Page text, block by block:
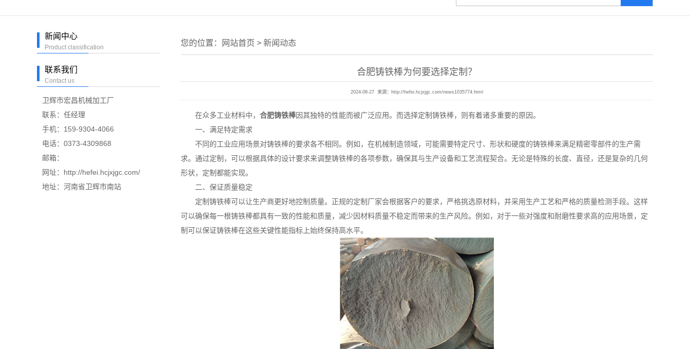
新闻中心
Product classification
联系我们
Contact us
卫辉市宏昌机械加工厂
联系：任经理
手机：159-9304-4066
电话：0373-4309868
邮箱：
网址：http://hefei.hcjxjgc.com/
地址：河南省卫辉市南站
您的位置： 网站首页 > 新闻动态
合肥铸铁棒为何要选择定制？
2024-08-27 来源： http://hefei.hcjxjgc.com/news1035774.html
在众多工业材料中， 合肥铸铁棒因其独特的性能而被广泛应用。而选择定制铸铁棒，则有着诸多重要的原因。
一、满足特定需求
不同的工业应用场景对铸铁棒的要求各不相同。例如，在机械制造领域，可能需要特定尺寸、形状和硬度的铸铁棒来满足精密零部件的生产需
求。通过定制，可以根据具体的设计要求来调整铸铁棒的各项参数，确保其与生产设备和工艺流程契合。无论是特殊的长度、直径，还是复杂的几何
形状，定制都能实现。
二、保证质量稳定
定制铸铁棒可以让生产商更好地控制质量。正规的定制厂家会根据客户的要求，严格挑选原材料，并采用生产工艺和严格的质量检测手段。这样
可以确保每一根铸铁棒都具有一致的性能和质量，减少因材料质量不稳定而带来的生产风险。例如，对于一些对强度和耐磨性要求高的应用场景，定
制可以保证铸铁棒在这些关键性能指标上始终保持高水平。